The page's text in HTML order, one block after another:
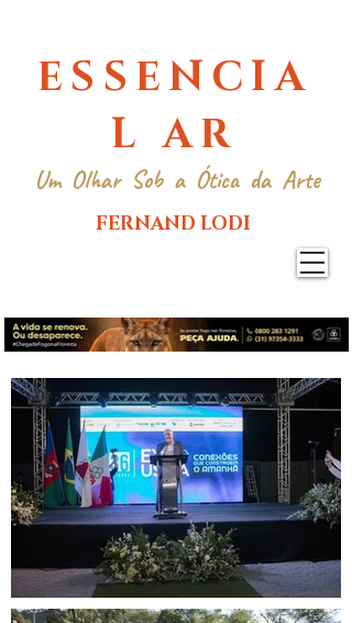
ESSENCIA
L AR
Um Olhar Sob a Ótica da Arte
FERNAND LODI